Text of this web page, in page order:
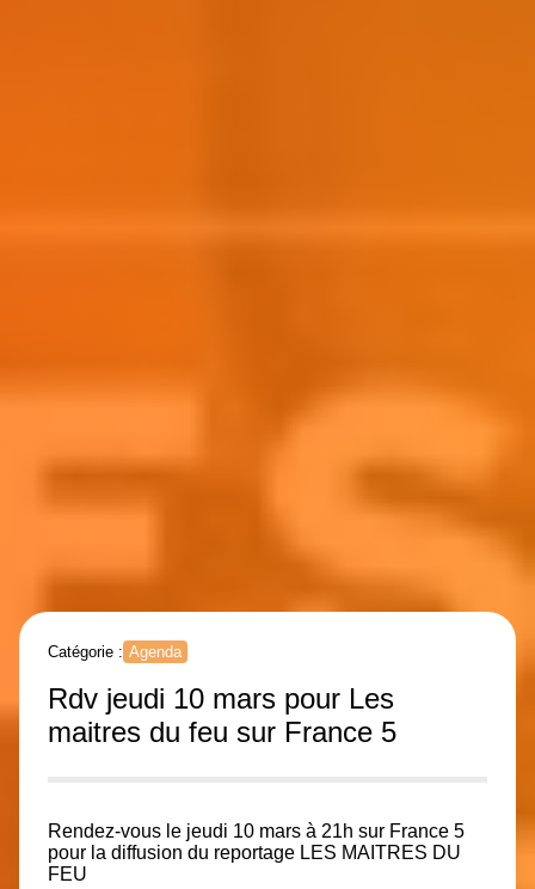
Catégorie : Agenda
Rdv jeudi 10 mars pour Les
maitres du feu sur France 5
Rendez-vous le jeudi 10 mars à 21h sur France 5
pour la diffusion du reportage LES MAITRES DU
FEU